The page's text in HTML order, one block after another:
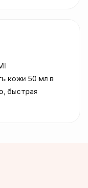
кожи 50 мл в
быстрая